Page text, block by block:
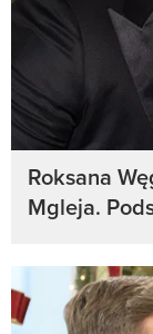
Roksana
Mgleja.